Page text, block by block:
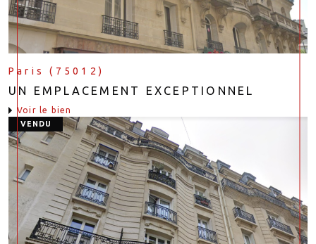
Paris (75012)
UN EMPLACEMENT EXCEPTIONNEL
voir le bien
VENDU